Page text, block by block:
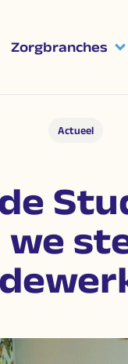
Zorgbranches
Actueel